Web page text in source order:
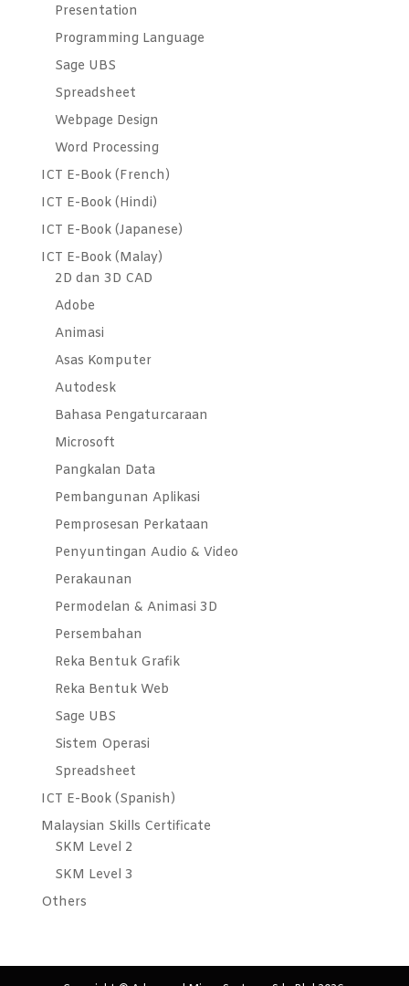
Presentation
Programming Language
Sage UBS
Spreadsheet
Webpage Design
Word Processing
ICT E-Book (French)
ICT E-Book (Hindi)
ICT E-Book (Japanese)
ICT E-Book (Malay)
2D dan 3D CAD
Adobe
Animasi
Asas Komputer
Autodesk
Bahasa Pengaturcaraan
Microsoft
Pangkalan Data
Pembangunan Aplikasi
Pemprosesan Perkataan
Penyuntingan Audio & Video
Perakaunan
Permodelan & Animasi 3D
Persembahan
Reka Bentuk Grafik
Reka Bentuk Web
Sage UBS
Sistem Operasi
Spreadsheet
ICT E-Book (Spanish)
Malaysian Skills Certificate
SKM Level 2
SKM Level 3
Others